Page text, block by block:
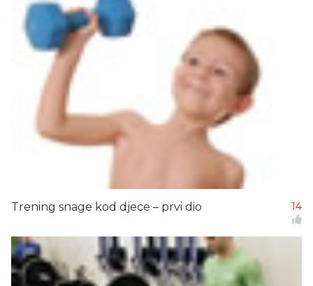
Trening snage kod djece – prvi dio 14